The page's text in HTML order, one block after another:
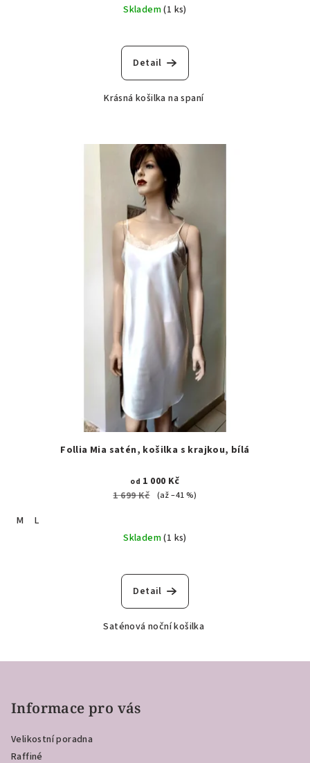
Skladem(1 ks)
Detail
Krásná košilka na spaní
Follia Mia satén, košilka s krajkou, bílá
od 1 000 Kč
1 699 Kč
(až –41 %)
M
L
Skladem(1 ks)
Detail
Saténová noční košilka
Informace pro vás
Velikostní poradna
Raffiné